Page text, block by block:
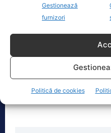
Gestionează
furnizori
Politică de cookies
Cele 4 barje pentru
Bala vor fi…
Cele 4
august.
dreaptă